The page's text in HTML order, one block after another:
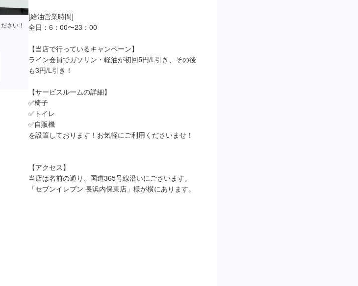
さい！
[給油営業時間]
全日：6：00〜23：00
【当店で行っているキャンペーン】
ライン会員でガソリン・軽油が初回5円/L引き、その後
も3円/L引き！
【サービスルームの詳細】
✅椅子
✅トイレ
✅自販機
を設置しております！お気軽にご利用くださいませ！
【アクセス】
当店は名前の通り、国道365号線沿いにございます。
「セブンイレブン 長浜内保東店」様が横にあります。